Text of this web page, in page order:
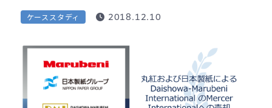
ケーススタディ 2018.12.10